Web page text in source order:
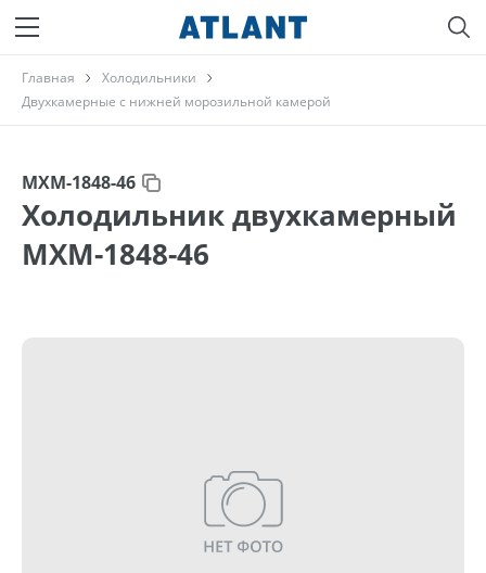
Главная
Холодильники
Двухкамерные с нижней морозильной камерой
МХМ-1848-46
Холодильник двухкамерный
МХМ-1848-46